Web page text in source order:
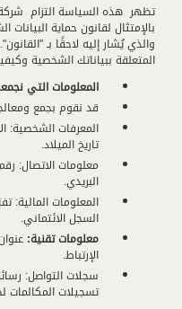
تظهر هذه السياسة التزام شركة
والذي يُشار إليه لاحقًا بـ
المتعلقة ببياناتك الشخصية
المعلومات التي
قد نقوم بجمع
المعرفات الشخصية:
تاريخ الميلاد.
معلومات الاتصال:
البريدي.
المعلومات المالية:
السجل الائتماني.
معلومات تقنية:
الإرتباط.
سجلات التواصل:
تسجيلات المكالمات